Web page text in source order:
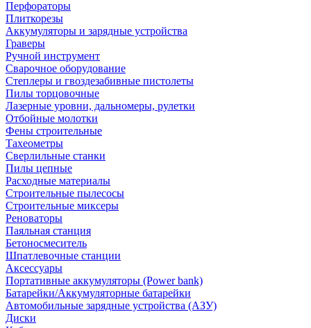
Перфораторы
Плиткорезы
Аккумуляторы и зарядные устройства
Граверы
Ручной инструмент
Сварочное оборудование
Степлеры и гвоздезабивные пистолеты
Пилы торцовочные
Лазерные уровни, дальномеры, рулетки
Отбойные молотки
Фены строительные
Тахеометры
Сверлильные станки
Пилы цепные
Расходные материалы
Строительные пылесосы
Строительные миксеры
Реноваторы
Паяльная станция
Бетоносмеситель
Шпатлевочные станции
Аксессуары
Портативные аккумуляторы (Power bank)
Батарейки/Аккумуляторные батарейки
Автомобильные зарядные устройства (АЗУ)
Диски